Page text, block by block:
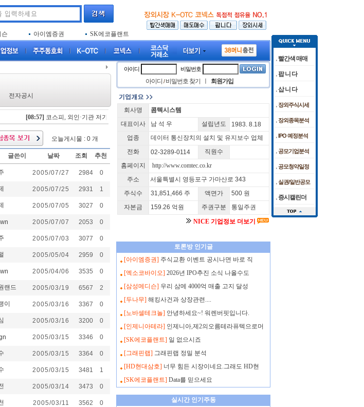
두나무
엑소코바이오
슨 아이엠증권
SK에코플랜트
두나무
엑소코바이오
SK에코플랜트
루켄테크놀러지 플럼라인생명과
전자공시
체계 편입" [08/06]스카이랩스, "카트 비피 프로" 미국 FDA 허가 임상 준비 박차 케이앤에스아이앤씨 공모청약 마감날 청약
[08:57]코스피, 외인·기관 저가 매수에 6400선 터치… 삼전닉스도 상승 폭발음에 뛴 유가…다우 사상 최고치 후 숨고르
오늘게시물 : 0 개
글쓴이 날짜 조회 추천
2005/07/27 2984 0
2005/07/25 2931 1
2005/07/05 3027 0
2005/07/07 2053 0
2005/07/03 3077 0
2005/05/04 2959 0
2005/04/06 3535 0
랜드 2005/03/19 6567 2
이 2005/03/16 3367 0
2005/03/16 3200 0
2005/03/15 3346 0
2005/03/15 3364 0
2005/03/15 3481 1
2005/03/14 3473 0
2005/03/11 3562 0
아이디 비밀번호
아이디 /비밀번호 찾기 회원가입
회사명
콤텍시스템
대표이사
남 석 우 설립년도
1983. 8.18
업종
데이터 통신장치의 설치 및 유지보수 업체
전화
02-3289-0114
직원수
홈페이지
http://www.comtec.co.kr
주소
서울특별시 영등포구 가마산로 343
주식수
31,851,466 주 액면가
500 원
자본금
159.26 억원 주권구분
통일주권
NICE 기업정보 더보기
토론방 인기글
[아이엠증권] 주식교환 이벤트 공시나면 바로 직
[엑소코바이오] 2026년 IPO추진 소식 나올수도
[삼성메디슨] 우리 삼메 4000억 매출 고지 달성
[두나무] 해킹사건과 상장관련....
[노바셀테크놀] 안녕하세요~! 워렌버핏입니다.
[인제니아테라] 인제니아,제2의오름테라퓨텍으로머
[SK에코플랜트] 일 없으시죠
[그래핀랩] 그래핀랩 정밀 분석
[HD현대삼호] 너무 힘든 시장이네요.그래도 HD현
[SK에코플랜트] Data를 믿으세요
실시간 인기주동
빨간색 매매
팝 니 다
삽 니 다
장외주식시세
장외종목분석
IPO 예정분석
공모기업분석
공모청약일정
실권/일반공모
증시캘린더